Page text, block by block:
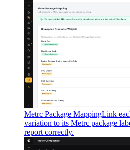
Metrc Package MappingLink
variation to its Metrc package
report correctly.